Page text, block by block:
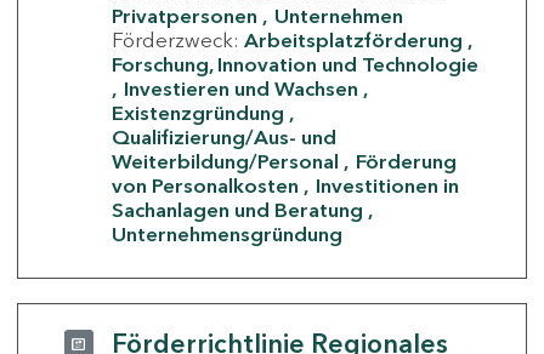
Privatpersonen
Unternehmen
Förderzweck: Arbeitsplatzförderung
Forschung, Innovation und Technologie
Investieren und Wachsen
Existenzgründung
Qualifizierung/Aus- und
Weiterbildung/Personal
Förderung
von Personalkosten
Investitionen in
Sachanlagen und Beratung
Unternehmensgründung
Förderrichtlinie Regionales